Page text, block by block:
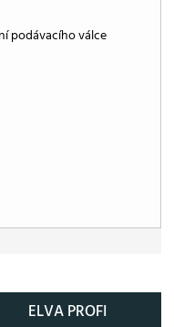
podávacího válce
ELVA PROFI